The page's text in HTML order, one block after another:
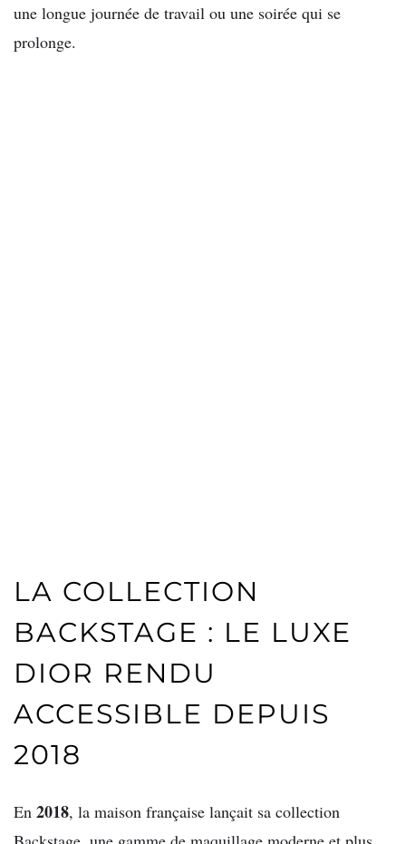
une longue journée de travail ou une soirée qui se
prolonge.
LA COLLECTION
BACKSTAGE : LE LUXE
DIOR RENDU
ACCESSIBLE DEPUIS
2018
En 2018, la maison française lançait sa collection